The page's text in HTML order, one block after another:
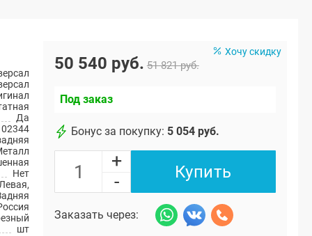
Да
Нет
Левая,
шт
Хочу скидку
50 540 руб. 51 821 руб.
Под заказ
Бонус за покупку: 5 054 руб.
+
-
Купить
Заказать через: